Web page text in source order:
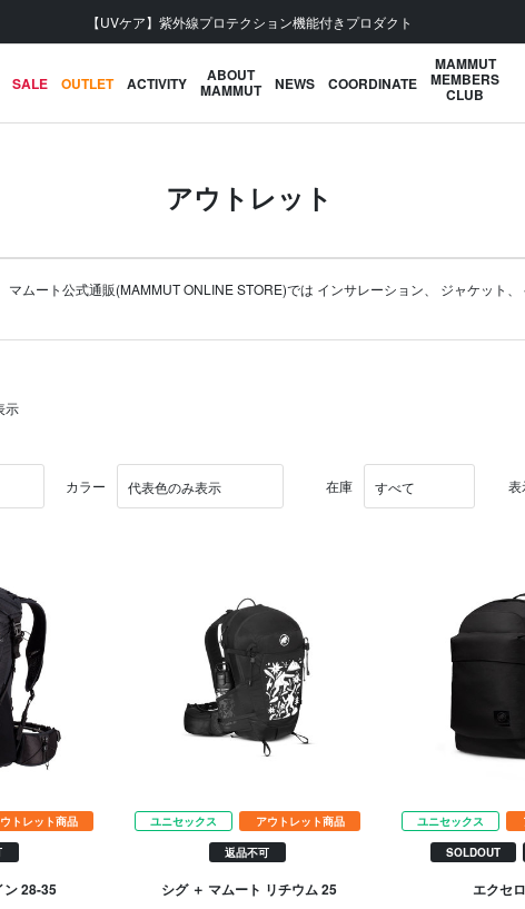
【UVケア】紫外線プロテクション機能付きプロダクト
SALE OUTLET ACTIVITY ABOUT
MAMMUT NEWS COORDINATE
MAMMUT
MEMBERS
CLUB
アウトレット
ムート公式通販(MAMMUT ONLINE STORE)では インサレーション ジャケット
示
カラー 在庫 表
トレット商品
ン 28-35
ユニセックス アウトレット商品
返品不可
シグ ＋ マムート リチウム 25
ユニセックス
SOLDOUT
エクセ